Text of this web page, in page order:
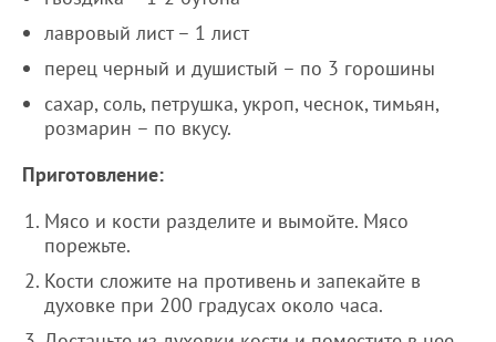
лавровый лист – 1 лист
перец черный и душистый – по 3 горошины
сахар, соль, петрушка, укроп, чеснок, тимьян,
розмарин – по вкусу.
Приготовление:
Мясо и кости разделите и вымойте. Мясо
порежьте.
Кости сложите на противень и запекайте в
духовке при 200 градусах около часа.